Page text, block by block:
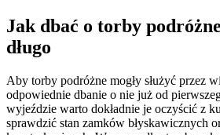
Jak dbać o torby podróżne
długo
Aby torby podróżne mogły służyć przez
odpowiednie dbanie o nie już od
wyjeździe warto dokładnie je oczyścić z
sprawdzić stan zamków błyskawicznych